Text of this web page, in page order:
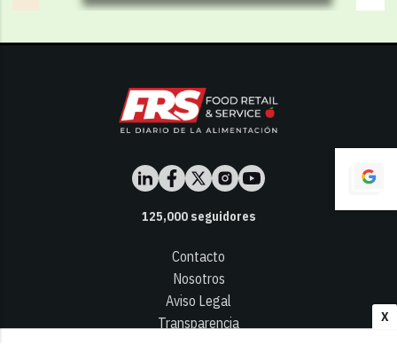
X
125,000seguidores
Contacto
Nosotros
Aviso Legal
Transparencia